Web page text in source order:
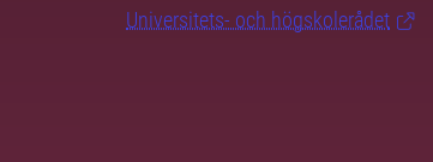
Universitets- och högskolerådet